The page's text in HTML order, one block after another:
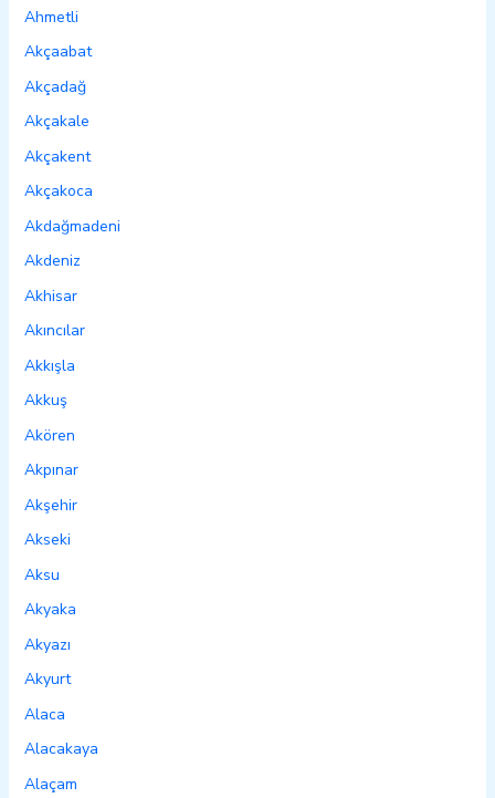
Ahmetli
Akçaabat
Akçadağ
Akçakale
Akçakent
Akçakoca
Akdağmadeni
Akdeniz
Akhisar
Akıncılar
Akkışla
Akkuş
Akören
Akpınar
Akşehir
Akseki
Aksu
Akyaka
Akyazı
Akyurt
Alaca
Alacakaya
Alaçam